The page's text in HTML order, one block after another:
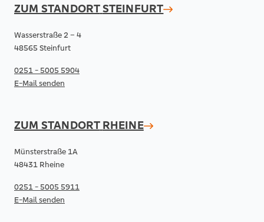
ZUM STANDORTSTEINFURT
Wasserstraße 2 – 4
48565 Steinfurt
0251 - 5005 5904
E-Mail senden
ZUM STANDORT RHEINE
Münsterstraße 1A
48431 Rheine
0251 - 5005 5911
E-Mail senden